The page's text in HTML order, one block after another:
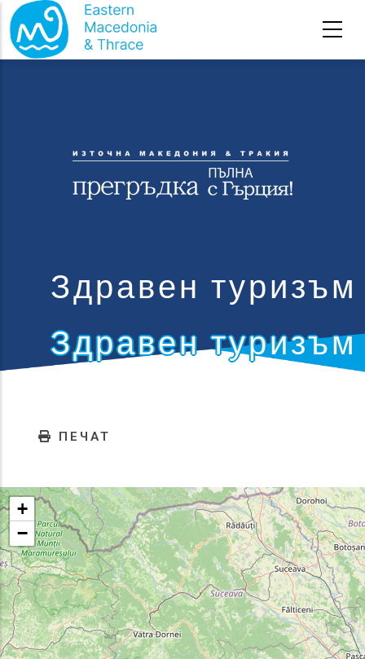
Премини към основното съдържание
Здравен туризъм
Здравен туризъм
ПЕЧАТ
+
−